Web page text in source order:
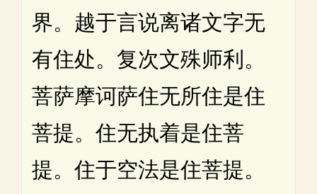
界。越于言说离诸文字无
有住处。复次文殊师利。
菩萨摩诃萨住无所住是住
菩提。住无执着是住菩
提。住于空法是住菩提。